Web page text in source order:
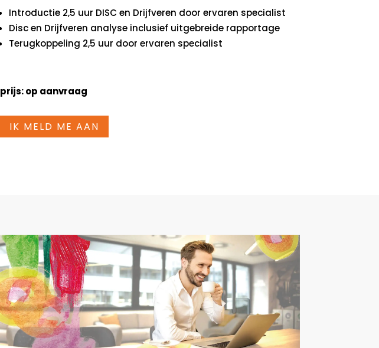
Introductie 2,5 uur DISC en Drijfveren door ervaren specialist
Disc en Drijfveren analyse inclusief uitgebreide rapportage
Terugkoppeling 2,5 uur door ervaren specialist
prijs: op aanvraag
IK MELD ME AAN